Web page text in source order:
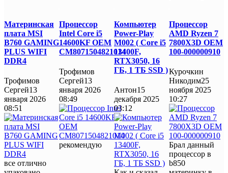
Материнская
плата MSI
B760 GAMING
PLUS WIFI
DDR4
Трофимов
Сергей13
января 2026
08:51
все отлично
Процессор
Intel Core i5
14600KF OEM
CM8071504821014
Трофимов
Сергей13
января 2026
08:49
рекомендую
Компьютер
Power-Play
M002 ( Core i5
13400F,
RTX3050, 16
ГБ, 1 ТБ SSD )
Антон15
декабря 2025
03:12
Процессор
AMD Ryzen 7
7800X3D OEM
100-000000910
Курочкин
Никодим25
ноября 2025
10:27
Брал данный
процессор в
b850